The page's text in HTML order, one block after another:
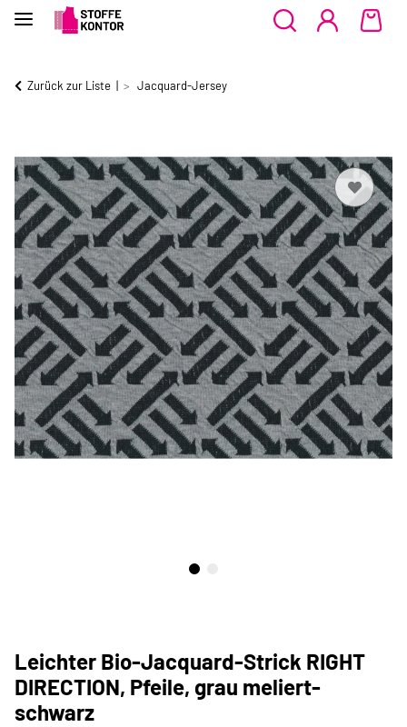
Zurück zur Liste Jacquard-Jersey
Leichter Bio-Jacquard-Strick RIGHT
DIRECTION, Pfeile, grau meliert-
schwarz